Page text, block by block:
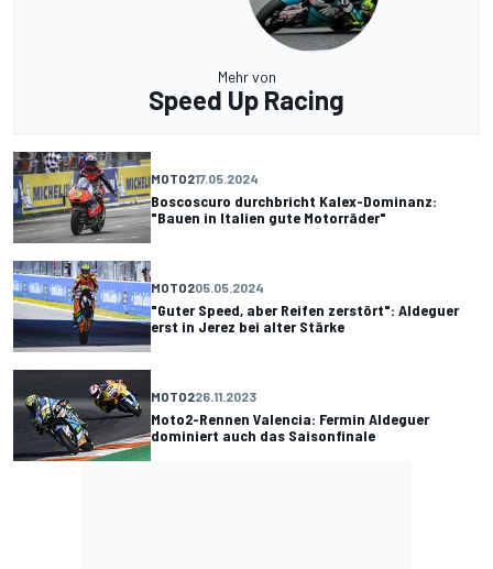
Mehr von
Speed Up Racing
MOTO217.05.2024
Boscoscuro durchbricht Kalex-Dominanz:
"Bauen in Italien gute Motorräder"
MOTO205.05.2024
"Guter Speed, aber Reifen zerstört": Aldeguer
erst in Jerez bei alter Stärke
MOTO226.11.2023
Moto2-Rennen Valencia: Fermin Aldeguer
dominiert auch das Saisonfinale